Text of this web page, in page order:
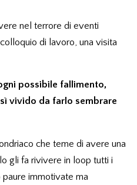
nel terrore di eventi
di lavoro, una visita
possibile fallimento,
vivido da farlo sembrare
che teme di avere una
gli fa rivivere in loop tutti i
immotivate ma